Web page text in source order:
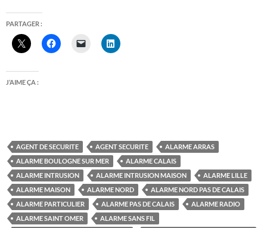
PARTAGER :
J’AIME ÇA :
AGENT DE SECURITE AGENT SECURITE
ALARME ARRAS
ALARME BOULOGNE SUR MER
ALARME CALAIS
ALARME INTRUSION
ALARME INTRUSION MAISON
ALARME LILLE
ALARME MAISON
ALARME NORD
ALARME NORD PAS DE CALAIS
ALARME PARTICULIER
ALARME PAS DE CALAIS
ALARME RADIO
ALARME SAINT OMER
ALARME SANS FIL